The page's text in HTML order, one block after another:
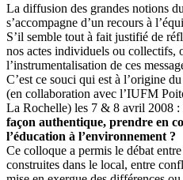
La diffusion des grandes notions
s’accompagne d’un recours à
S’il semble tout à fait justifié de
nos actes individuels ou collectifs,
l’instrumentalisation de ces
C’est ce souci qui est à l’origine du
(en collaboration avec l’IUFM
La Rochelle) les 7 & 8 avril 2008 :
façon authentique, prendre en
l’éducation à l’environnement ?
Ce colloque a permis le débat
construites dans le local, entre